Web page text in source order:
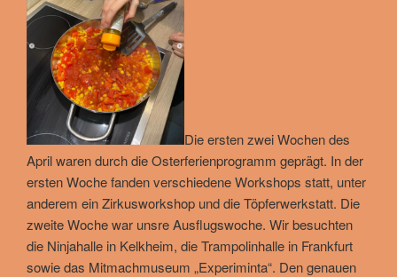
Die ersten zwei Wochen des
April waren durch die Osterferienprogramm geprägt. In der
ersten Woche fanden verschiedene Workshops statt, unter
anderem ein Zirkusworkshop und die Töpferwerkstatt. Die
zweite Woche war unsre Ausflugswoche. Wir besuchten
die Ninjahalle in Kelkheim, die Trampolinhalle in Frankfurt
sowie das Mitmachmuseum „Experiminta“. Den genauen